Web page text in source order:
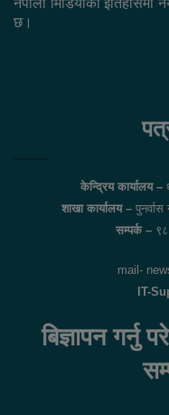
नेपाली मिडियाको इतिहासमा
छ।
केन्द्रिय कार्यालय –
शाखा कार्यालय –
सम्पर्क –
mail-
IT-
बिज्ञापन